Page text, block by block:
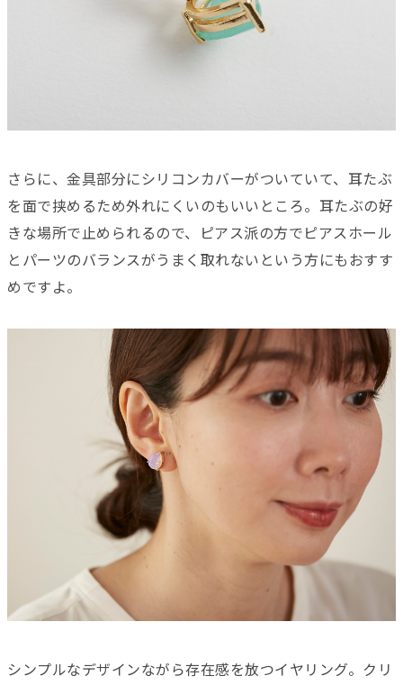
さらに、金具部分にシリコンカバーがついていて、耳たぶ
を面で挟めるため外れにくいのもいいところ。耳たぶの好
きな場所で止められるので、ピアス派の方でピアスホール
とパーツのバランスがうまく取れないという方にもおすす
めですよ。
シンプルなデザインながら存在感を放つイヤリング。クリ